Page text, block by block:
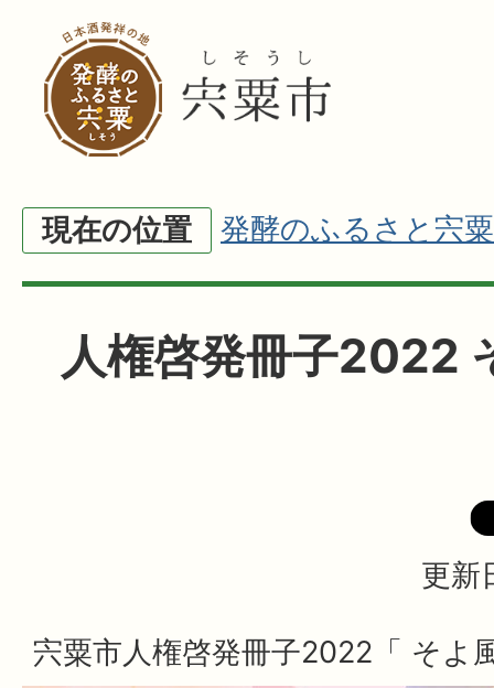
現在の位置 発酵のふるさと宍粟
人権啓発冊子2022
更新
宍粟市人権啓発冊子2022「 そよ